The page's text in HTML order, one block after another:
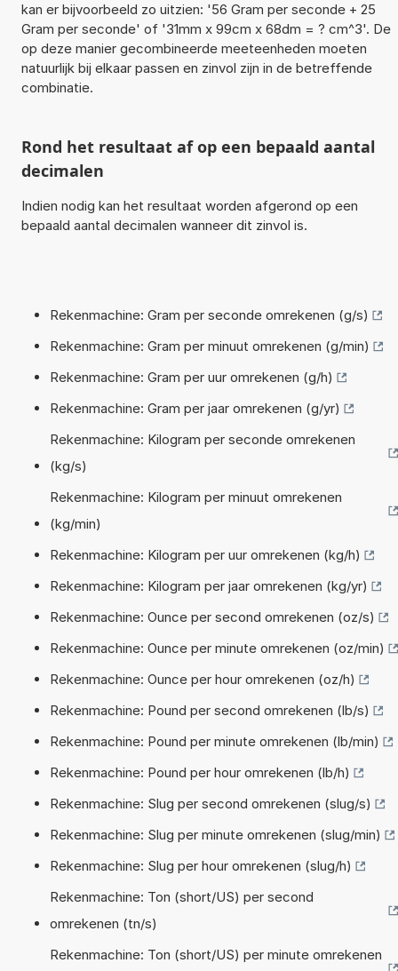
kan er bijvoorbeeld zo uitzien: '56 Gram per seconde + 25
Gram per seconde' of '31mm x 99cm x 68dm = ? cm^3'. De
op deze manier gecombineerde meeteenheden moeten
natuurlijk bij elkaar passen en zinvol zijn in de betreffende
combinatie.
Rond het resultaat af op een bepaald aantal
decimalen
Indien nodig kan het resultaat worden afgerond op een
bepaald aantal decimalen wanneer dit zinvol is.
Rekenmachine: Gram per seconde omrekenen (g/s)
Rekenmachine: Gram per minuut omrekenen (g/min)
Rekenmachine: Gram per uur omrekenen (g/h)
Rekenmachine: Gram per jaar omrekenen (g/yr)
Rekenmachine: Kilogram per seconde omrekenen
(kg/s)
Rekenmachine: Kilogram per minuut omrekenen
(kg/min)
Rekenmachine: Kilogram per uur omrekenen (kg/h)
Rekenmachine: Kilogram per jaar omrekenen (kg/yr)
Rekenmachine: Ounce per second omrekenen (oz/s)
Rekenmachine: Ounce per minute omrekenen (oz/min)
Rekenmachine: Ounce per hour omrekenen (oz/h)
Rekenmachine: Pound per second omrekenen (lb/s)
Rekenmachine: Pound per minute omrekenen (lb/min)
Rekenmachine: Pound per hour omrekenen (lb/h)
Rekenmachine: Slug per second omrekenen (slug/s)
Rekenmachine: Slug per minute omrekenen (slug/min)
Rekenmachine: Slug per hour omrekenen (slug/h)
Rekenmachine: Ton (short/US) per second
omrekenen (tn/s)
Rekenmachine: Ton (short/US) per minute omrekenen